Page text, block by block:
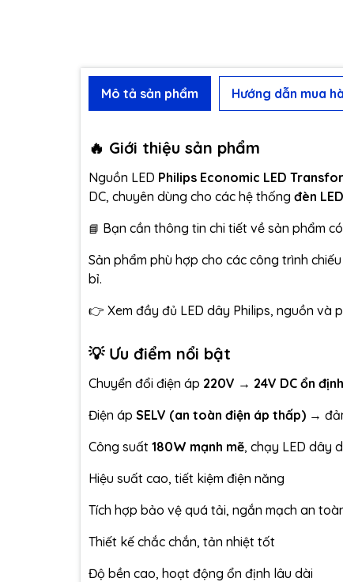
Mô tả sản phẩm Hướng dẫn mua
🔥 Giới thiệu sản phẩm
Nguồn LED Philips Economic LED
DC, chuyên dùng cho các hệ thống đèn
📘 Bạn cần thông tin chi tiết về sản phẩm
Sản phẩm phù hợp cho các công trình
bỉ.
👉 Xem đầy đủ LED dây Philips, nguồn và
💡 Ưu điểm nổi bật
Chuyển đổi điện áp 220V → 24V DC ổn định
Điện áp SELV (an toàn điện áp thấp) →
Công suất 180W mạnh mẽ, chạy LED dây
Hiệu suất cao, tiết kiệm điện năng
Tích hợp bảo vệ quá tải, ngắn mạch an
Thiết kế chắc chắn, tản nhiệt tốt
Độ bền cao, hoạt động ổn định lâu dài